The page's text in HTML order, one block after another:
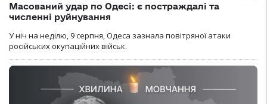
Масований удар по Одесі: є постраждалі та
численні руйнування
У ніч на неділю, 9 серпня, Одеса зазнала повітряної атаки
російських окупаційних військ.